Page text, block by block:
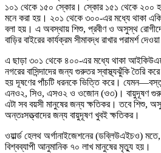
১০১ থেকে ১৫০ স্কোর। স্কোর ১৫১ থেকে ২০০
মনে করা হয়। ২০১ থেকে ৩০০-এর মধ্যে থাকা
বলা হয়। এ অবস্থায় শিশু, প্রবীণ ও অসুস্থ
বাড়ির বাইরের কার্যক্রম সীমাবদ্ধ রাখার পরামর্শ
এ ছাড়া ৩০১ থেকে ৪০০-এর মধ্যে থাকা
নগরের বাসিন্দাদের জন্য গুরুতর স্বাস্থ্যঝুঁকি তৈরি
হয় দূষণের পাঁচটি ধরনকে ভিত্তি করে।
এনও২, সিও, এসও২ ও ওজোন (ও৩)। বায়ুদূষণ গুরুতর
এটা সব বয়সী মানুষের জন্য ক্ষতিকর। তবে শিশু,
অন্তঃসত্ত্বাদের জন্য বায়ুদূষণ খুবই ক্ষতিকর।
ওয়ার্ল্ড হেলথ অর্গানাইজেশনের (ডব্লিউএইচও)
বিশ্বব্যাপী আনুমানিক ৭০ লাখ মানুষের মৃত্যু হয়।